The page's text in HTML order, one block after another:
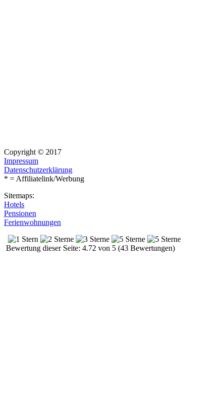
Copyright © 2017
Impressum
Datenschutzerklärung
* = Affiliatelink/Werbung
Sitemaps:
Hotels
Pensionen
Ferienwohnungen
Bewertung dieser Seite: 4.72 von 5 (43 Bewertungen)